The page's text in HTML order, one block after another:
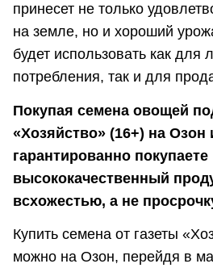
принесет не только
на земле, но и хороший
будет использовать как для
потребления, так и для
Покупая семена овощей
«Хозяйство» (16+) на
гарантированно покупаете
высококачественный
всхожестью, а не
Купить семена от газеты
можно на Озон, перейдя в